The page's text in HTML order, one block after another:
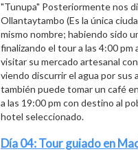
"Tunupa" Posteriormente nos
Ollantaytambo (Es la única
mismo nombre; habiendo sido
finalizando el tour a las 4:00
visitar su mercado artesanal
viendo discurrir el agua por
también puede tomar un café
a las 19:00 pm con destino al
hotel seleccionado.
Día 04: Tour guiado en